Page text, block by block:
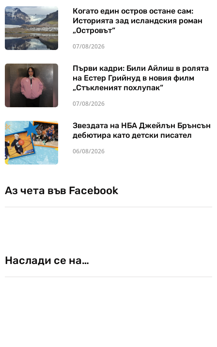
Когато един остров остане сам:
Историята зад исландския роман
„Островът“
07/08/2026
Първи кадри: Били Айлиш в ролята
на Естер Грийнуд в новия филм
„Стъкленият похлупак“
07/08/2026
Звездата на НБА Джейлън Брънсън
дебютира като детски писател
06/08/2026
Аз чета във Facebook
Наслади се на…